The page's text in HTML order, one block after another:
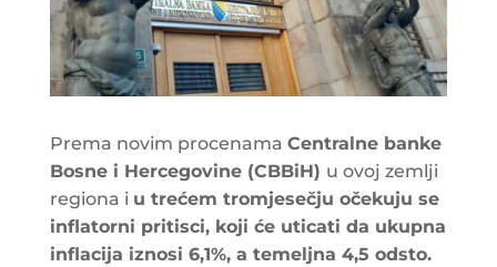
Prema novim procenama Centralne banke
Bosne i Hercegovine (CBBiH) u ovoj zemlji
regiona i u trećem tromjesečju očekuju se
inflatorni pritisci, koji će uticati da ukupna
inflacija iznosi 6,1%, a temeljna 4,5 odsto.